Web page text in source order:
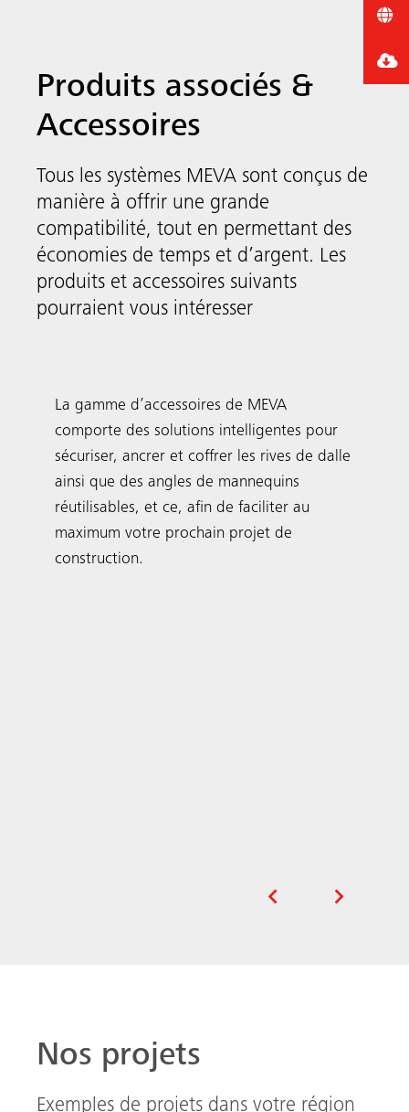
Produits associés &
Accessoires
Tous les systèmes MEVA sont conçus de
manière à offrir une grande
compatibilité, tout en permettant des
économies de temps et d’argent. Les
produits et accessoires suivants
pourraient vous intéresser
Accessoires
Meva
La gamme d’accessoires de MEVA
comporte des solutions intelligentes pour
sécuriser, ancrer et coffrer les rives de dalle
ainsi que des angles de mannequins
réutilisables, et ce, afin de faciliter au
maximum votre prochain projet de
construction.
Nos projets
Exemples de projets dans votre région